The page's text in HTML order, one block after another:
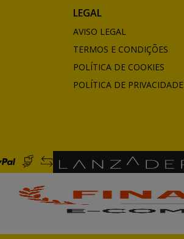
LEGAL
AVISO LEGAL
TERMOS E CONDIÇÕES
POLÍTICA DE COOKIES
POLÍTICA DE PRIVACIDADE